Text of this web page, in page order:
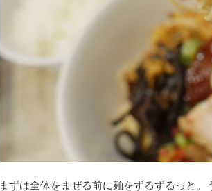
まずは全体をまぜる前に麺をずるずるっと。